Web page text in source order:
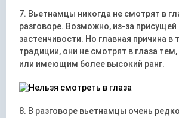
7. Вьетнамцы никогда не смотрят в
разговоре. Возможно, из-за присущей
застенчивости. Но главная причина в
традиции, они не смотрят в глаза
или имеющим более высокий ранг.
8. В разговоре вьетнамцы очень